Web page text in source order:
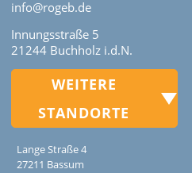
info@rogeb.de
Innungsstraße 5
21244 Buchholz i.d.N.
WEITERE
STANDORTE
Lange Straße 4
27211 Bassum